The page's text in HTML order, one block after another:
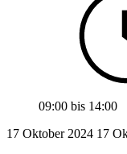
09:00 bis 14:00
17 Oktober 2024 17